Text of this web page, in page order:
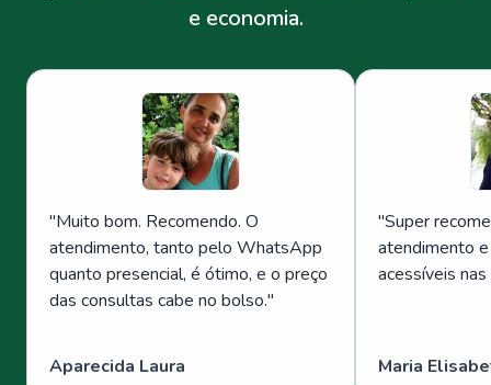
e economia.
"Muito bom. Recomendo. O
atendimento, tanto pelo WhatsApp
quanto presencial, é ótimo, e o preço
das consultas cabe no bolso."
Aparecida Laura
"Super
atendimento
acessíveis
Maria